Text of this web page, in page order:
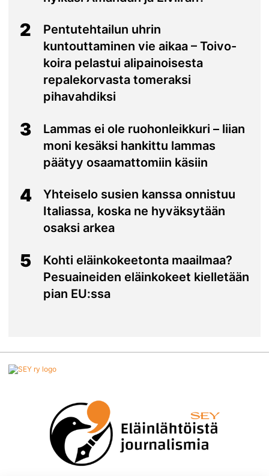
2
Pentutehtailun uhrin
kuntouttaminen vie aikaa – Toivo-
koira pelastui alipainoisesta
repalekorvasta tomeraksi
pihavahdiksi
3
Lammas ei ole ruohonleikkuri – liian
moni kesäksi hankittu lammas
päätyy osaamattomiin käsiin
4
Yhteiselo susien kanssa onnistuu
Italiassa, koska ne hyväksytään
osaksi arkea
5
Kohti eläinkokeetonta maailmaa?
Pesuaineiden eläinkokeet kielletään
pian EU:ssa